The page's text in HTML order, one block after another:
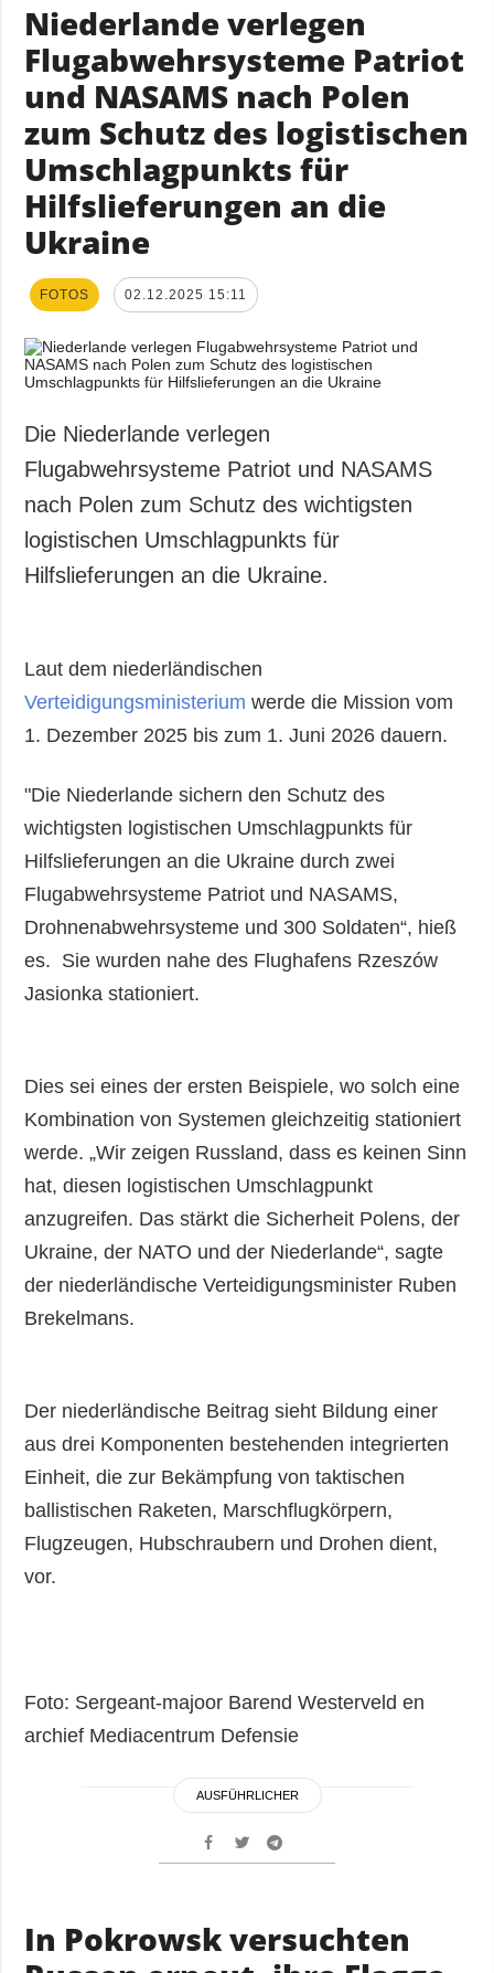
Niederlande verlegen
Flugabwehrsysteme Patriot
und NASAMS nach Polen
zum Schutz des logistischen
Umschlagpunkts für
Hilfslieferungen an die
Ukraine
FOTOS 02.12.2025 15:11
Die Niederlande verlegen
Flugabwehrsysteme Patriot und NASAMS
nach Polen zum Schutz des wichtigsten
logistischen Umschlagpunkts für
Hilfslieferungen an die Ukraine.
Laut dem niederländischen
Verteidigungsministeriumwerde die Mission vom
1. Dezember 2025 bis zum 1. Juni 2026 dauern.
"Die Niederlande sichern den Schutz des
wichtigsten logistischen Umschlagpunkts für
Hilfslieferungen an die Ukraine durch zwei
Flugabwehrsysteme Patriot und NASAMS,
Drohnenabwehrsysteme und 300 Soldaten“, hieß
es. Sie wurden nahe des Flughafens Rzeszów
Jasionka stationiert.
Dies sei eines der ersten Beispiele, wo solch eine
Kombination von Systemen gleichzeitig stationiert
werde. „Wir zeigen Russland, dass es keinen Sinn
hat, diesen logistischen Umschlagpunkt
anzugreifen. Das stärkt die Sicherheit Polens, der
Ukraine, der NATO und der Niederlande“, sagte
der niederländische Verteidigungsminister Ruben
Brekelmans.
Der niederländische Beitrag sieht Bildung einer
aus drei Komponenten bestehenden integrierten
Einheit, die zur Bekämpfung von taktischen
ballistischen Raketen, Marschflugkörpern,
Flugzeugen, Hubschraubern und Drohen dient,
vor.
Foto: Sergeant-majoor Barend Westerveld en
archief Mediacentrum Defensie
AUSFÜHRLICHER
In Pokrowsk versuchten